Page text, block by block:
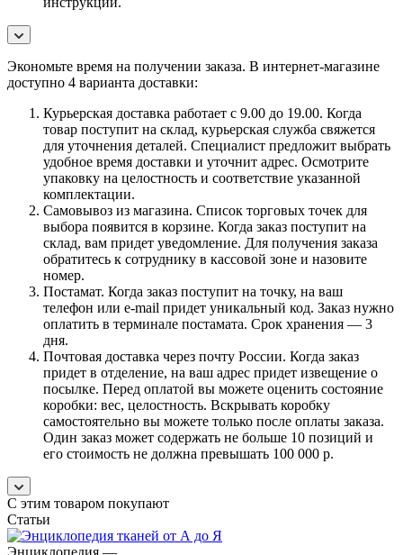
Экономьте время на получении заказа. В интернет-магазине
доступно 4 варианта доставки:
Курьерская доставка работает с 9.00 до 19.00. Когда
товар поступит на склад, курьерская служба свяжется
для уточнения деталей. Специалист предложит выбрать
удобное время доставки и уточнит адрес. Осмотрите
упаковку на целостность и соответствие указанной
комплектации.
Самовывоз из магазина. Список торговых точек для
выбора появится в корзине. Когда заказ поступит на
склад, вам придет уведомление. Для получения заказа
обратитесь к сотруднику в кассовой зоне и назовите
номер.
Постамат. Когда заказ поступит на точку, на ваш
телефон или e-mail придет уникальный код. Заказ нужно
оплатить в терминале постамата. Срок хранения — 3
дня.
Почтовая доставка через почту России. Когда заказ
придет в отделение, на ваш адрес придет извещение о
посылке. Перед оплатой вы можете оценить состояние
коробки: вес, целостность. Вскрывать коробку
самостоятельно вы можете только после оплаты заказа.
Один заказ может содержать не больше 10 позиций и
его стоимость не должна превышать 100 000 р.
С этим товаром покупают
Статьи
Энциклопедия —